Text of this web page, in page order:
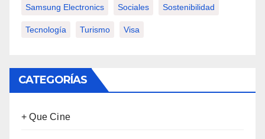
Samsung Electronics Sociales Sostenibilidad
Tecnología Turismo Visa
CATEGORÍAS
+ Que Cine